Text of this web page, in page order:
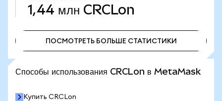
1,44 млн CRCLon
ПОСМОТРЕТЬ БОЛЬШЕ СТАТИСТИКИ
Способы использования CRCLon в MetaMask
Купить CRCLon